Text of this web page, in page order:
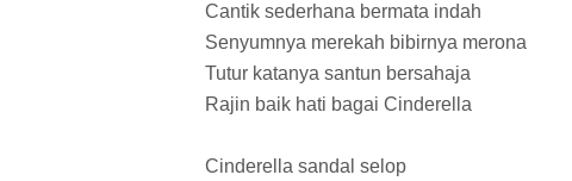
Cantik sederhana bermata indah
Senyumnya merekah bibirnya merona
Tutur katanya santun bersahaja
Rajin baik hati bagai Cinderella
Cinderella sandal selop